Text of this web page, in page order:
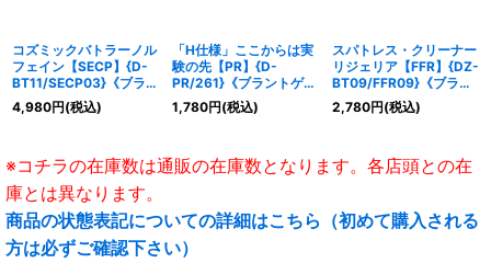
コズミックバトラーノル
フェイン【SECP】{D-
BT11/SECP03}《ブラン
トゲート》
4,980円(税込)
「H仕様」ここからは実
験の先【PR】{D-
PR/261}《ブラントゲー
ト》
1,780円(税込)
スパトレス・クリーナー
リジェリア【FFR】{DZ-
BT09/FFR09}《ブラン
トゲート》
2,780円(税込)
※コチラの在庫数は通販の在庫数となります。各店頭との在
庫とは異なります。
商品の状態表記についての詳細はこちら（初めて購入される
方は必ずご確認下さい）